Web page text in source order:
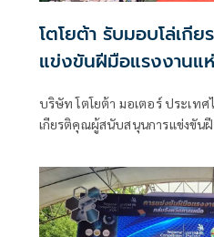
โตโยต้า รับมอบโล่เ
แข่งขันฝีมือแรงงานแ
บริษัท โตโยต้า มอเตอร์ ประเท
เกียรติคุณผู้สนับสนุนการแข่งขันฝี